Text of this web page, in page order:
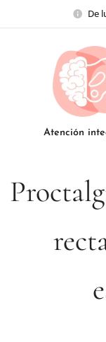
De
Atención